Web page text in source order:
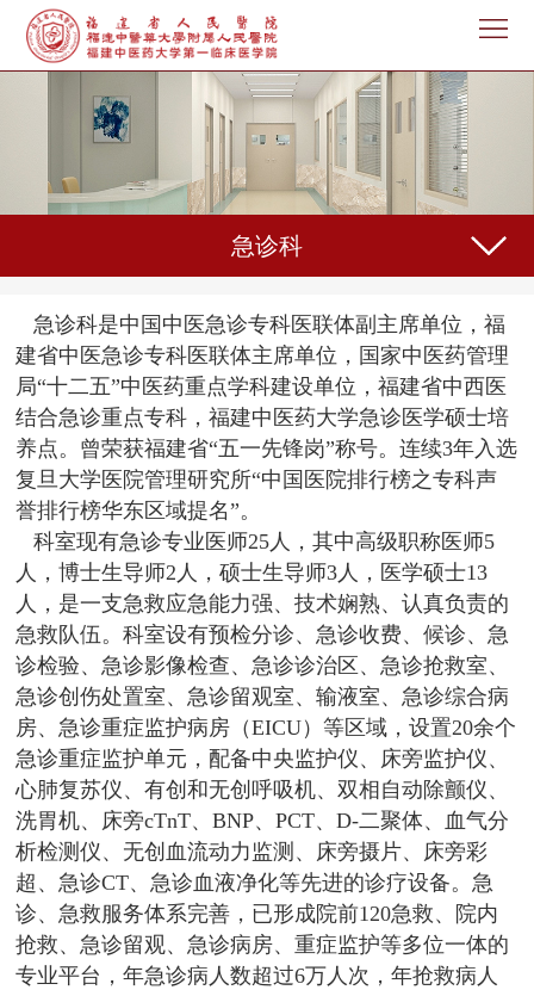
置
介
绍
理
天
教
育
学
科
之
聘
工
院
务
开
急诊科
急诊科是中国中医急诊专科医联体副主席单位，福
建省中医急诊专科医联体主席单位，国家中医药管理
局“十二五”中医药重点学科建设单位，福建省中西医
结合急诊重点专科，福建中医药大学急诊医学硕士培
养点。曾荣获福建省“五一先锋岗”称号。连续3年入选
复旦大学医院管理研究所“中国医院排行榜之专科声
誉排行榜华东区域提名”。
科室现有急诊专业医师25人，其中高级职称医师5
人，博士生导师2人，硕士生导师3人，医学硕士13
人，是一支急救应急能力强、技术娴熟、认真负责的
急救队伍。科室设有预检分诊、急诊收费、候诊、急
诊检验、急诊影像检查、急诊诊治区、急诊抢救室、
急诊创伤处置室、急诊留观室、输液室、急诊综合病
房、急诊重症监护病房（EICU）等区域，设置20余个
急诊重症监护单元，配备中央监护仪、床旁监护仪、
心肺复苏仪、有创和无创呼吸机、双相自动除颤仪、
洗胃机、床旁cTnT、BNP、PCT、D-二聚体、血气分
析检测仪、无创血流动力监测、床旁摄片、床旁彩
超、急诊CT、急诊血液净化等先进的诊疗设备。急
诊、急救服务体系完善，已形成院前120急救、院内
抢救、急诊留观、急诊病房、重症监护等多位一体的
专业平台，年急诊病人数超过6万人次，年抢救病人